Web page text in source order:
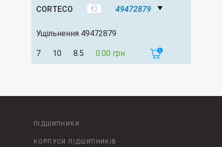
CORTECO 49472879
Ущільнення 49472879
7 10 8.5 0.00 грн.
ПІДШИПНИКИ
КОРПУСИ ПІДШИПНИКІВ